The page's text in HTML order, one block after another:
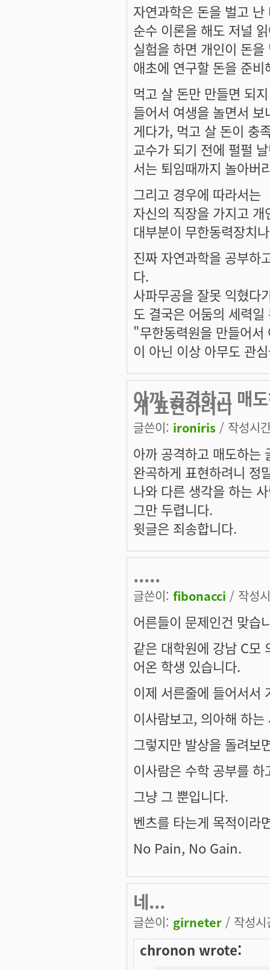
자연과학은 돈을 벌고
순수 이론을 해도 저널
실험을 하면 개인이 돈
애초에 연구할 돈을 준
먹고 살 돈만 만들면 되
들어서 여생을 놀면서
게다가, 먹고 살 돈이 충
교수가 되기 전에 펄펄
서는 퇴임때까지 놀아버
그리고 경우에 따라서는
자신의 직장을 가지고
대부분이 무한동력장치
진짜 자연과학을 공부하
다.
사파무공을 잘못 익혔다
도 결국은 어둠의 세력일
"무한동력원을 만들어
이 아닌 이상 아무도 관
아까 공격하고 매
게 표현하려니
글쓴이: ironiris / 작성시
아까 공격하고 매도하는
완곡하게 표현하려니 정
나와 다른 생각을 하는
그만 두렵니다.
윗글은 죄송합니다.
.....
글쓴이: fibonacci / 작성
어른들이 문제인건 맞습
같은 대학원에 강남 C모
어온 학생 있습니다.
이제 서른줄에 들어서서
이사람보고, 의아해 하
그렇지만 발상을 돌려보
이사람은 수학 공부를
그냥 그 뿐입니다.
벤츠를 타는게 목적이라
No Pain, No Gain.
네...
글쓴이: girneter / 작성
chronon wrote: